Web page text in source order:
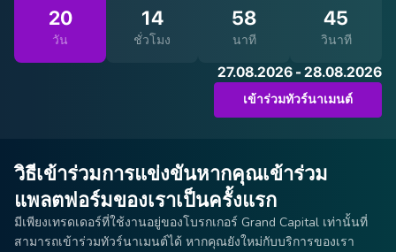
20
วัน
14
ชั่วโมง
58
นาที
45
วินาที
27.08.2026 - 28.08.2026
เข้าร่วมทัวร์นาเมนต์
วิธีเข้าร่วมการแข่งขันหากคุณเข้าร่วม
แพลตฟอร์มของเราเป็นครั้งแรก
มีเพียงเทรดเดอร์ที่ใช้งานอยู่ของโบรกเกอร์ Grand Capital เท่านั้นที่
สามารถเข้าร่วมทัวร์นาเมนต์ได้ หากคุณยังใหม่กับบริการของเรา